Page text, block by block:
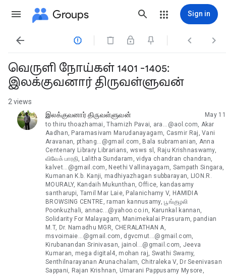
Groups Sign in
   
வெருளி நோய்கள் 1401 -1405:
இலக்குவனார் திருவள்ளுவன்
2 views
இலக்குவனார் திருவள்ளுவன்
unread,
May 11
to thiru thoazhamai, Thamizh Pavai, ara...@aol.com, Akar
Aadhan, Paramasivam Marudanayagam, Casmir Raj, Vani
Aravanan, pthang...@gmail.com, Bala subramanian, Anna
Centenary Library Librarians, wsws sl, Raju Krishnaswamy,
விவேக் பாரதி, Lalitha Sundaram, vidya chandran chandran,
kalvet...@gmail.com, Neethi Vallinayagam, Sampath Singara,
Kumanan K.b. Kanji, madhiyazhagan subbarayan, LION.R.
MOURALY, Kandaih Mukunthan, Office, kandasamy
santharupi, Tamil Mar Laie, Palanichamy V, HAMIDIA
BROWSING CENTRE, raman kannusamy, பூங்குழலி
Poonkuzhali, annac...@yahoo.co.in, Karunkal kannan,
Solidarity For Malayagam, Manimekalai Prasuram, pandian
M.T, Dr. Namadhu MGR, CHERALATHAN A,
msvoimaie...@gmail.com, dgvcmut...@gmail.com,
Kirubanandan Srinivasan, jainol...@gmail.com, Jeeva
Kumaran, mega digital4, mohan raj, Swathi Swamy,
Senthilnarayanan Arunachalam, Chitraleka V, Dr Seenivasan
Sappani, Rajan Krishnan, Umarani Pappusamy Mysore,